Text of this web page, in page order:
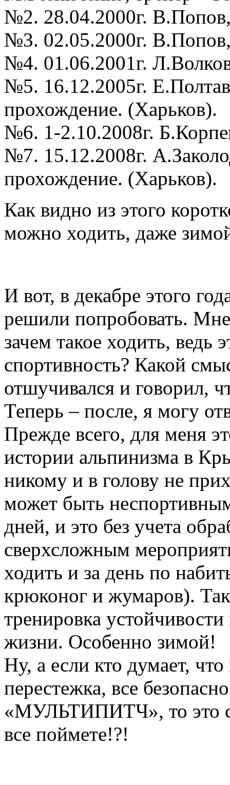
№2. 28.04.2000г.
№3. 02.05.2000г.
№4. 01.06.2001г.
№5. 16.12.2005г.
прохождение. (Харьков).
№6. 1-2.10.2008г.
№7. 15.12.2008г.
прохождение. (Харьков).
Как видно из этого
можно ходить, даже
И вот, в декабре этого
решили попробовать.
зачем такое ходить, ведь
спортивность? Какой
отшучивался и говорил,
Теперь – после, я могу
Прежде всего, для меня
истории альпинизма в
никому и в голову не
может быть
дней, и это без учета
сверхсложным
ходить и за день по
крюконог и жумаров).
тренировка
жизни. Особенно зимой!
Ну, а если кто думает,
перестежка, все
«МУЛЬТИПИТЧ», то это
все поймете!?!